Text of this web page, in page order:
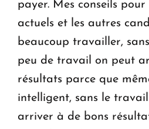
payer. Mes conseils
actuels et les autres
beaucoup travailler,
peu de travail on peut
résultats parce que
intelligent, sans le
arriver à de bons